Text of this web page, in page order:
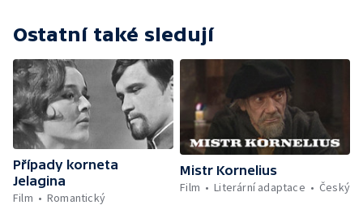
Ostatní také sledují
Případy korneta
Jelagina
Film
Romantický
Mistr Kornelius
Film
Literární adaptace Český